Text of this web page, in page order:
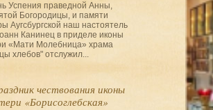
Успения праведной Анны,
Богородицы, и памяти
Аугсбургской наш настоятель
Канинец в приделе иконы
«Мати Молебница» храма
хлебов" отслужил...
чествования иконы
«Борисоглебская»